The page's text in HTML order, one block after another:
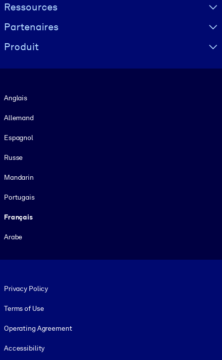
Ressources
Partenaires
Produit
Anglais
Allemand
Espagnol
Russe
Mandarin
Portugais
Français
Arabe
Privacy Policy
Terms of Use
Operating Agreement
Accessibility